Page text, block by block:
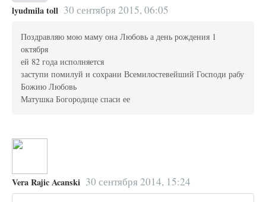
lyudmila toll 30 сентября 2015, 06:05
Поздравляю мою маму она Любовь а день рождения 1
октября
ей 82 года исполняется
заступи помилуй и сохрани Всемилостевейший Господи рабу
Божию Любовь
Матушка Богородице спаси ее
Vera Rajic Acanski 30 сентября 2014, 15:24